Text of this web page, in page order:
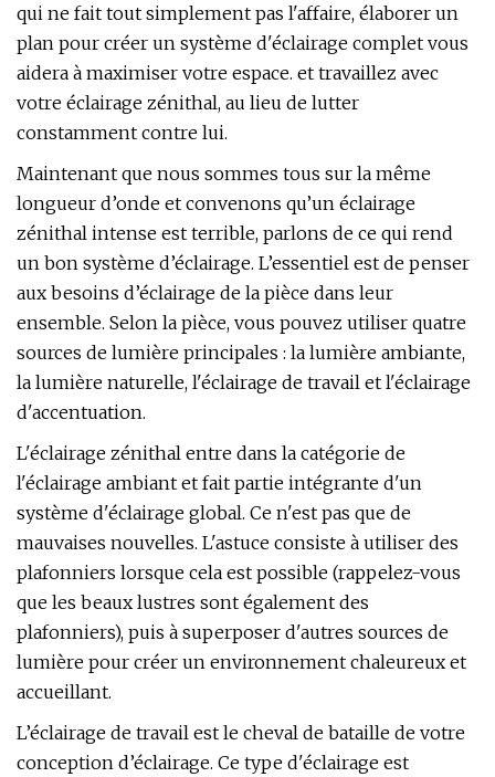
qui ne fait tout simplement pas l'affaire, élaborer un
plan pour créer un système d'éclairage complet vous
aidera à maximiser votre espace. et travaillez avec
votre éclairage zénithal, au lieu de lutter
constamment contre lui.
Maintenant que nous sommes tous sur la même
longueur d’onde et convenons qu’un éclairage
zénithal intense est terrible, parlons de ce qui rend
un bon système d’éclairage. L’essentiel est de penser
aux besoins d’éclairage de la pièce dans leur
ensemble. Selon la pièce, vous pouvez utiliser quatre
sources de lumière principales : la lumière ambiante,
la lumière naturelle, l'éclairage de travail et l'éclairage
d'accentuation.
L'éclairage zénithal entre dans la catégorie de
l'éclairage ambiant et fait partie intégrante d'un
système d'éclairage global. Ce n'est pas que de
mauvaises nouvelles. L'astuce consiste à utiliser des
plafonniers lorsque cela est possible (rappelez-vous
que les beaux lustres sont également des
plafonniers), puis à superposer d'autres sources de
lumière pour créer un environnement chaleureux et
accueillant.
L’éclairage de travail est le cheval de bataille de votre
conception d’éclairage. Ce type d'éclairage est